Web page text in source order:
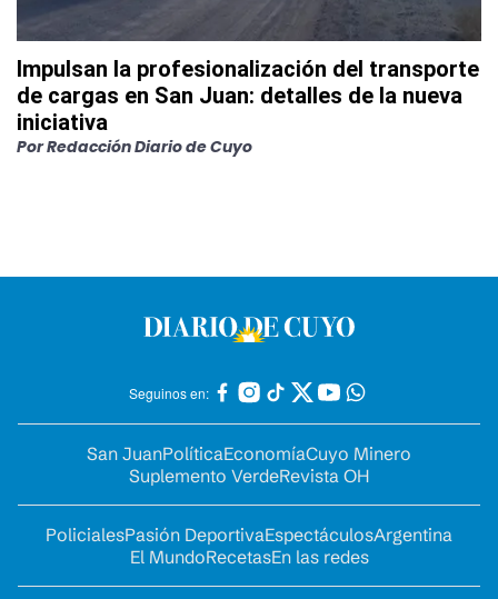
Impulsan la profesionalización del transporte
de cargas en San Juan: detalles de la nueva
iniciativa
PorRedacción Diario de Cuyo
Seguinos en:
San JuanPolíticaEconomíaCuyo Minero
Suplemento VerdeRevista OH
PolicialesPasión DeportivaEspectáculosArgentina
El MundoRecetasEn las redes